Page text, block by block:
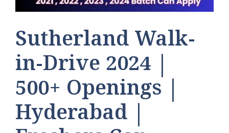
Sutherland Walk-
in-Drive 2024 |
500+ Openings |
Hyderabad |